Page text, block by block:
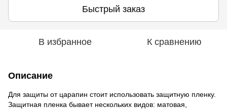
Быстрый заказ
В избранное К сравнению
Описание
Для защиты от царапин стоит использовать защитную пленку.
Защитная пленка бывает нескольких видов: матовая,